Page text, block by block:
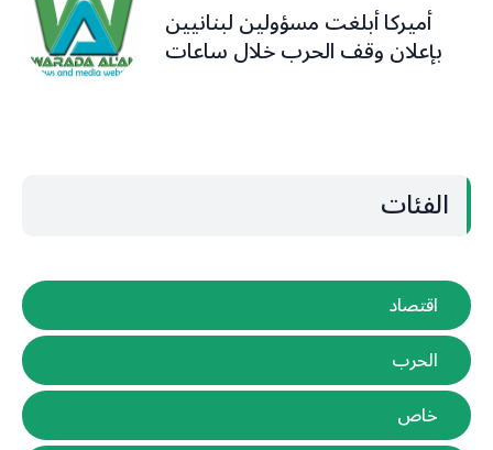
أميركا أبلغت مسؤولين لبنانيين
بإعلان وقف الحرب خلال ساعات
الفئات
اقتصاد
الحرب
خاص